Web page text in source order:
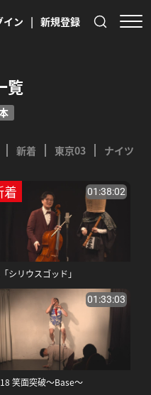
イン | 新規登録
覧
新着 東京03 ナイツ
01:38:02
着
シリウスゴッド」
01:33:03
笑面突破～Base～